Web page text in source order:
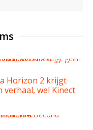
Horizon 2 krijgt
verhaal, wel Kinect